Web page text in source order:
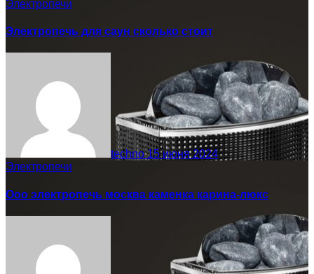
Электропечи
Электропечь для саун сколько стоит
techno15 июня 2024
Электропечи
Ооо электропечь москва каменка карина-люкс